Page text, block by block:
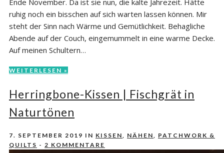
Ende November. Da ist sie nun, die kalte Jahrezeit. Hätte
ruhig noch ein bisschen auf sich warten lassen können. Mir
steht der Sinn nach Wärme und Gemütlichkeit. Behagliche
Abende auf der Couch, eingemummelt in eine warme Decke.
Auf meinen Schultern…
WEITERLESEN »
Herringbone-Kissen | Fischgrät in
Naturtönen
7. SEPTEMBER 2019 IN KISSEN, NÄHEN, PATCHWORK &
QUILTS - 2 KOMMENTARE